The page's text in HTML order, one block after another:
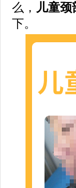
么， 儿童
下。